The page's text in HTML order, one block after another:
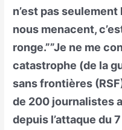
n’est pas
nous menacent,
ronge.””Je ne me
catastrophe (de la
sans frontières
de 200 journalistes
depuis l’attaque du